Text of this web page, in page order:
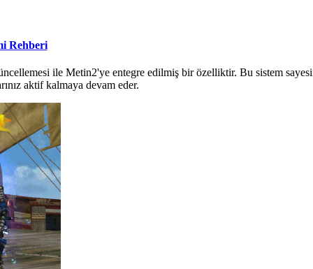
Rehberi
ile Metin2'ye entegre edilmiş bir özelliktir. Bu sistem
aktif kalmaya devam eder.